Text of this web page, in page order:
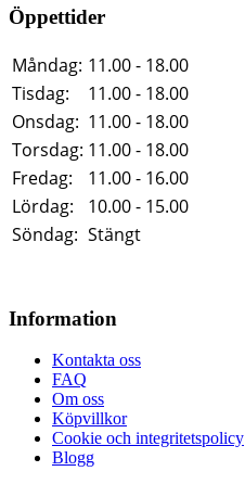
Öppettider
Måndag: 11.00 - 18.00
Tisdag:
11.00 - 18.00
Onsdag: 11.00 - 18.00
Torsdag: 11.00 - 18.00
Fredag:
11.00 - 16.00
Lördag:
10.00 - 15.00
Söndag: Stängt
Information
Kontakta oss
FAQ
Om oss
Köpvillkor
Cookie och integritetspolicy
Blogg